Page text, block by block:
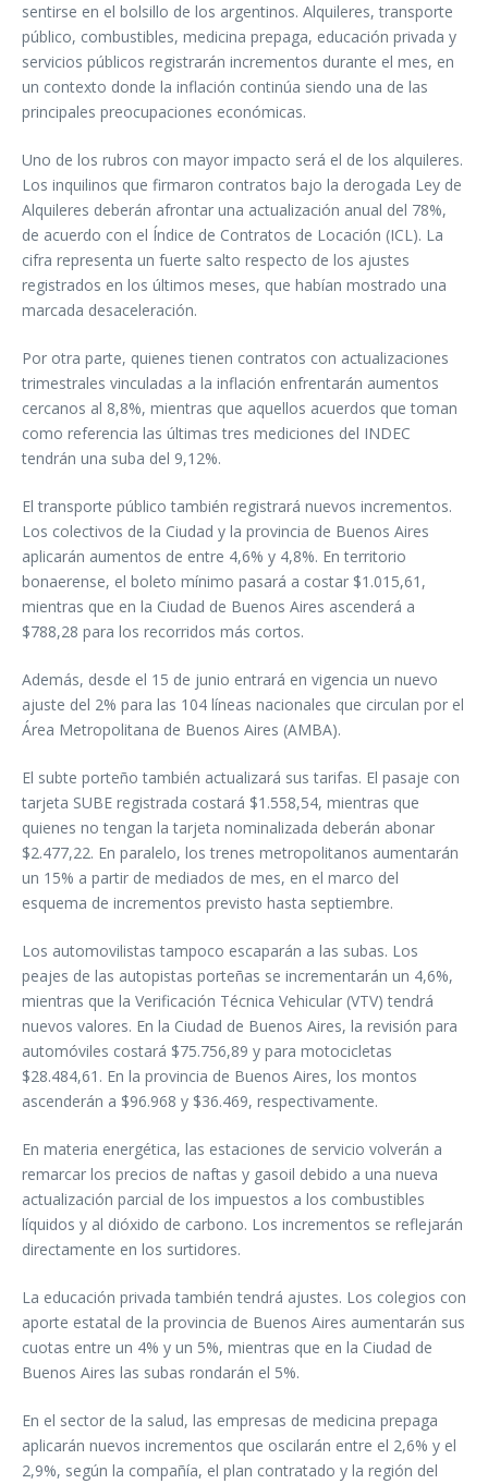
sentirse en el bolsillo de los argentinos. Alquileres, transporte
público, combustibles, medicina prepaga, educación privada y
servicios públicos registrarán incrementos durante el mes, en
un contexto donde la inflación continúa siendo una de las
principales preocupaciones económicas.
Uno de los rubros con mayor impacto será el de los alquileres.
Los inquilinos que firmaron contratos bajo la derogada Ley de
Alquileres deberán afrontar una actualización anual del 78%,
de acuerdo con el Índice de Contratos de Locación (ICL). La
cifra representa un fuerte salto respecto de los ajustes
registrados en los últimos meses, que habían mostrado una
marcada desaceleración.
Por otra parte, quienes tienen contratos con actualizaciones
trimestrales vinculadas a la inflación enfrentarán aumentos
cercanos al 8,8%, mientras que aquellos acuerdos que toman
como referencia las últimas tres mediciones del INDEC
tendrán una suba del 9,12%.
El transporte público también registrará nuevos incrementos.
Los colectivos de la Ciudad y la provincia de Buenos Aires
aplicarán aumentos de entre 4,6% y 4,8%. En territorio
bonaerense, el boleto mínimo pasará a costar $1.015,61,
mientras que en la Ciudad de Buenos Aires ascenderá a
$788,28 para los recorridos más cortos.
Además, desde el 15 de junio entrará en vigencia un nuevo
ajuste del 2% para las 104 líneas nacionales que circulan por el
Área Metropolitana de Buenos Aires (AMBA).
El subte porteño también actualizará sus tarifas. El pasaje con
tarjeta SUBE registrada costará $1.558,54, mientras que
quienes no tengan la tarjeta nominalizada deberán abonar
$2.477,22. En paralelo, los trenes metropolitanos aumentarán
un 15% a partir de mediados de mes, en el marco del
esquema de incrementos previsto hasta septiembre.
Los automovilistas tampoco escaparán a las subas. Los
peajes de las autopistas porteñas se incrementarán un 4,6%,
mientras que la Verificación Técnica Vehicular (VTV) tendrá
nuevos valores. En la Ciudad de Buenos Aires, la revisión para
automóviles costará $75.756,89 y para motocicletas
$28.484,61. En la provincia de Buenos Aires, los montos
ascenderán a $96.968 y $36.469, respectivamente.
En materia energética, las estaciones de servicio volverán a
remarcar los precios de naftas y gasoil debido a una nueva
actualización parcial de los impuestos a los combustibles
líquidos y al dióxido de carbono. Los incrementos se reflejarán
directamente en los surtidores.
La educación privada también tendrá ajustes. Los colegios con
aporte estatal de la provincia de Buenos Aires aumentarán sus
cuotas entre un 4% y un 5%, mientras que en la Ciudad de
Buenos Aires las subas rondarán el 5%.
En el sector de la salud, las empresas de medicina prepaga
aplicarán nuevos incrementos que oscilarán entre el 2,6% y el
2,9%, según la compañía, el plan contratado y la región del